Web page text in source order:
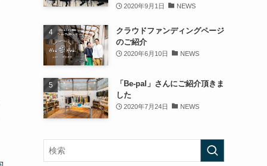
2020年9月1日 NEWS
クラウドファンディングページ
のご紹介
2020年6月10日 NEWS
「Be-pal」さんにご紹介頂きま
した
2020年7月24日 NEWS